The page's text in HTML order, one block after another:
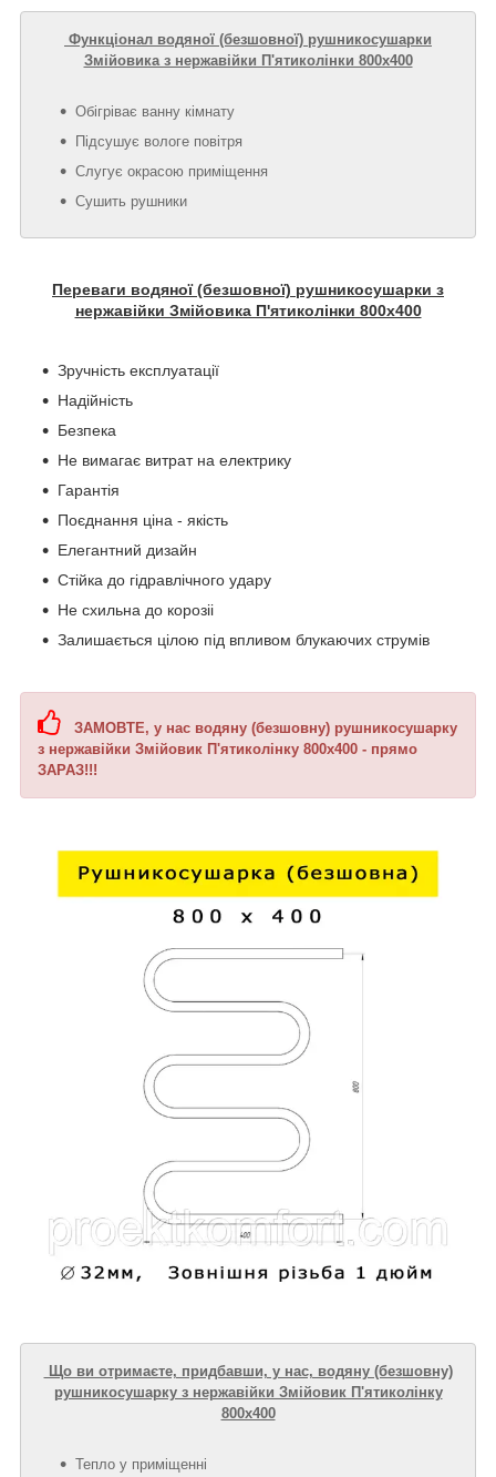
Функціонал водяної (безшовної) рушникосушарки
Змійовика з нержавійки П'ятиколінки 800х400
Обігріває ванну кімнату
Підсушує вологе повітря
Слугує окрасою приміщення
Сушить рушники
Переваги водяної (безшовної) рушникосушарки з
нержавійки Змійовика П'ятиколінки 800х400
Зручність експлуатації
Надійність
Безпека
Не вимагає витрат на електрику
Гарантія
Поєднання ціна - якість
Елегантний дизайн
Стійка до гідравлічного удару
Не схильна до корозіі
Залишається цілою під впливом блукаючих струмів
ЗАМОВТЕ, у нас водяну (безшовну) рушникосушарку
з нержавійки Змійовик П'ятиколінку 800х400 - прямо
ЗАРАЗ!!!
Що ви отримаєте, придбавши, у нас, водяну (безшовну)
рушникосушарку з нержавійки Змійовик П'ятиколінку
800х400
Тепло у приміщенні